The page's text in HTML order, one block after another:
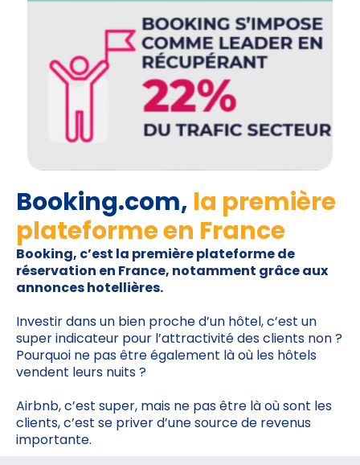
Booking.com, la première
plateforme en France
Booking, c’est la première plateforme de
réservation en France, notamment grâce aux
annonces hotellières.
Investir dans un bien proche d’un hôtel, c’est un
super indicateur pour l’attractivité des clients non ?
Pourquoi ne pas être également là où les hôtels
vendent leurs nuits ?
Airbnb, c’est super, mais ne pas être là où sont les
clients, c’est se priver d’une source de revenus
importante.